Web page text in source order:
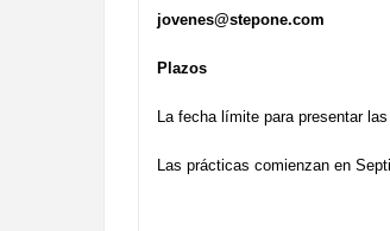
jovenes@stepone.com
Plazos
La fecha límite para presentar
Las prácticas comienzan en